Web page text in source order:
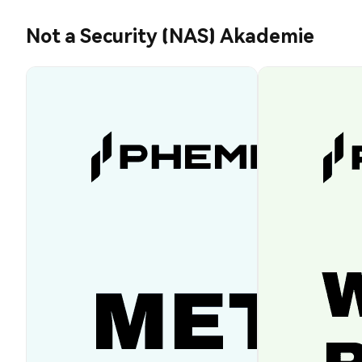
Not a Security (NAS) Akademie